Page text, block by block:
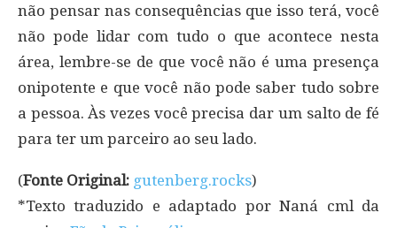
não pensar nas consequências que isso terá, você
não pode lidar com tudo o que acontece nesta
área, lembre-se de que você não é uma presença
onipotente e que você não pode saber tudo sobre
a pessoa. Às vezes você precisa dar um salto de fé
para ter um parceiro ao seu lado.
(Fonte Original: gutenberg.rocks)
*Texto traduzido e adaptado por Naná cml da